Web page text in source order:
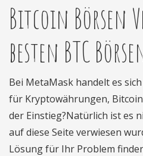
Bitcoin Börsen
besten BTC
Bei MetaMask handelt es
für Kryptowährungen,
der Einstieg?Natürlich ist es
auf diese Seite verwiesen
Lösung für Ihr Problem